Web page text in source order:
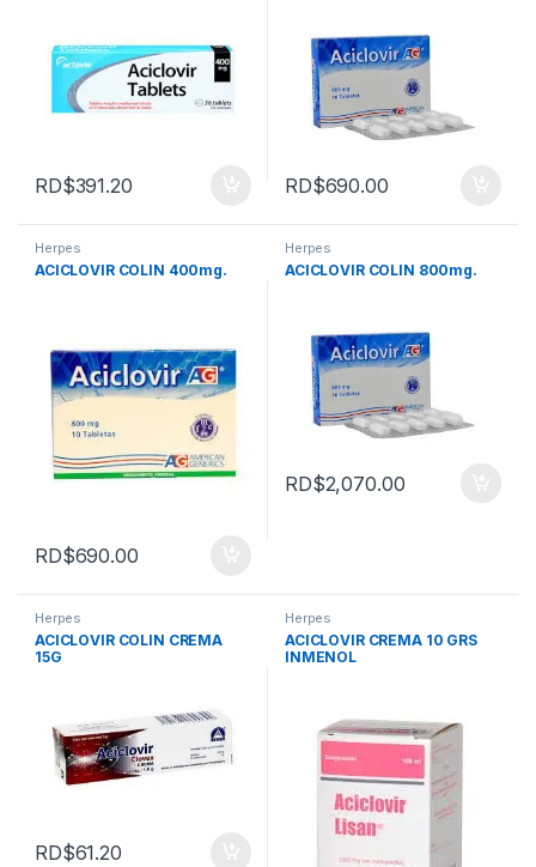
RD$391.20 RD$690.00
Herpes
ACICLOVIR COLIN 400mg.
RD$690.00
Herpes
ACICLOVIR COLIN 800mg.
RD$2,070.00
Herpes
ACICLOVIR COLIN CREMA
15G
RD$61.20
Herpes
ACICLOVIR CREMA 10 GRS
INMENOL